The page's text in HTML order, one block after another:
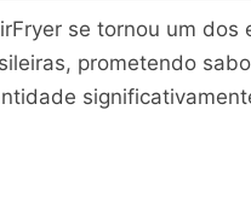
se tornou um
prometendo